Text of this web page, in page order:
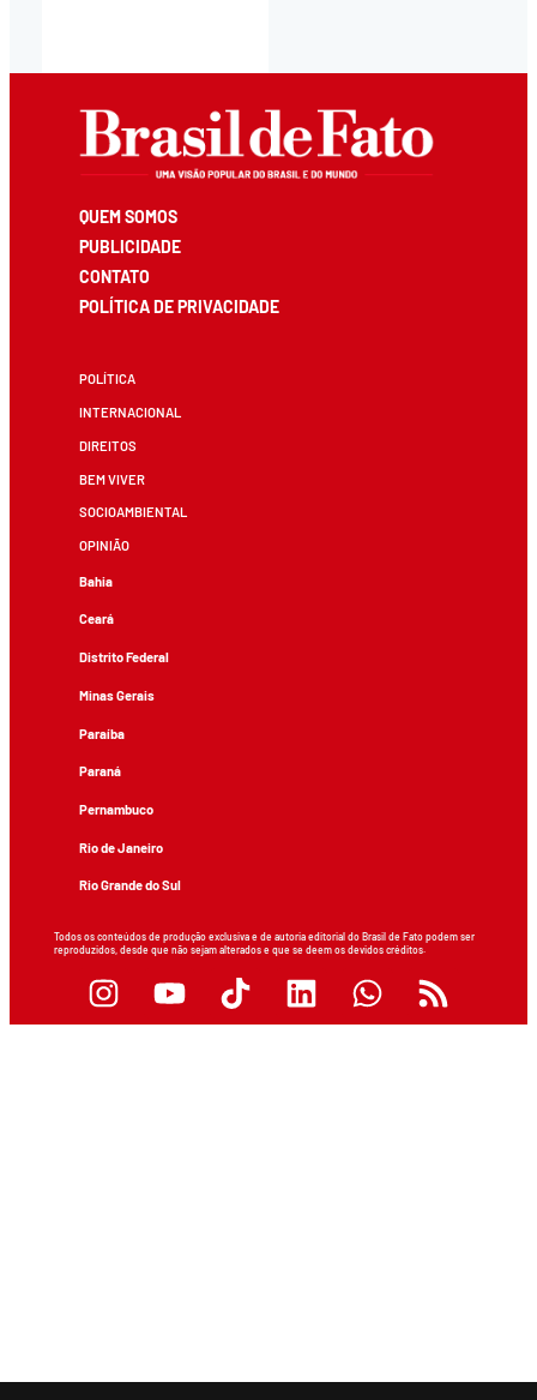
QUEM SOMOS
PUBLICIDADE
CONTATO
POLÍTICA DE PRIVACIDADE
POLÍTICA
INTERNACIONAL
DIREITOS
BEM VIVER
SOCIOAMBIENTAL
OPINIÃO
Bahia
Ceará
Distrito Federal
Minas Gerais
Paraíba
Paraná
Pernambuco
Rio de Janeiro
Rio Grande do Sul
Todos os conteúdos de produção exclusiva e de autoria editorial do Brasil de Fato podem ser
reproduzidos, desde que não sejam alterados e que se deem os devidos créditos.